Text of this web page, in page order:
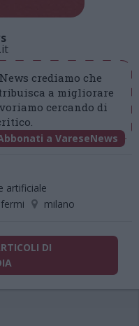
crediamo che
a migliorare
cercando di
a VareseNews
artificiale
milano
DI